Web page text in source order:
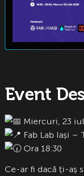
Event
Miercuri, 23
Fab Lab Iași –
Ora 18:30
Ce-ar fi dacă ți-aș